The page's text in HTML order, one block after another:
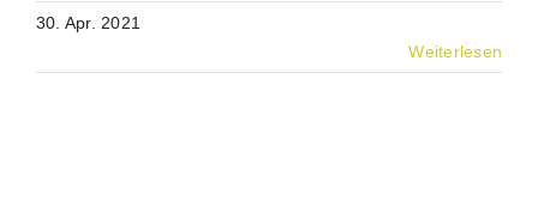
30. Apr. 2021
Weiterlesen